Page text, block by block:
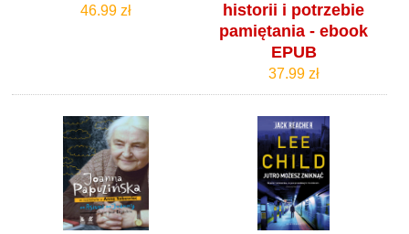
46.99 zł
historii i potrzebie
pamiętania - ebook
EPUB
37.99 zł